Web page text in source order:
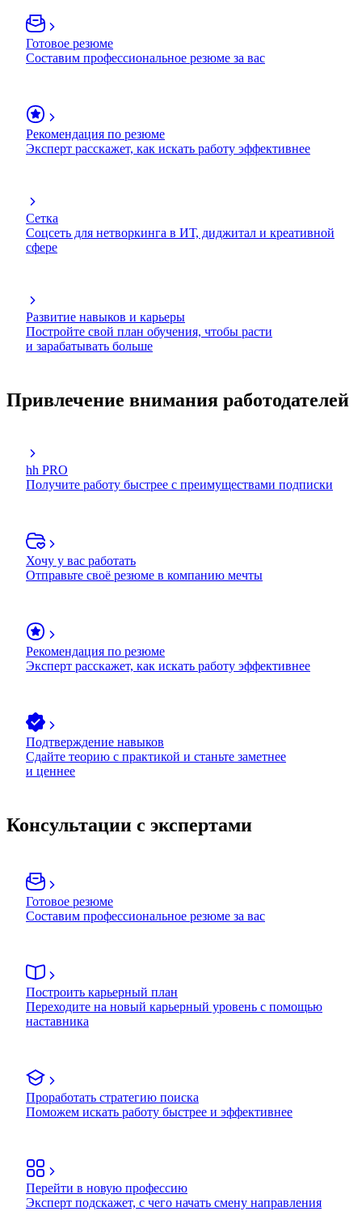
Готовое резюме
Составим профессиональное резюме за вас
Рекомендация по резюме
Эксперт расскажет, как искать работу эффективнее
Сетка
Соцсеть для нетворкинга в ИТ, диджитал и креативной
сфере
Развитие навыков и карьеры
Постройте свой план обучения, чтобы расти
и зарабатывать больше
Привлечение внимания работодателей
hh PRO
Получите работу быстрее с преимуществами подписки
Хочу у вас работать
Отправьте своё резюме в компанию мечты
Рекомендация по резюме
Эксперт расскажет, как искать работу эффективнее
Подтверждение навыков
Сдайте теорию с практикой и станьте заметнее
и ценнее
Консультации с экспертами
Готовое резюме
Составим профессиональное резюме за вас
Построить карьерный план
Переходите на новый карьерный уровень с помощью
наставника
Проработать стратегию поиска
Поможем искать работу быстрее и эффективнее
Перейти в новую профессию
Эксперт подскажет, с чего начать смену направления